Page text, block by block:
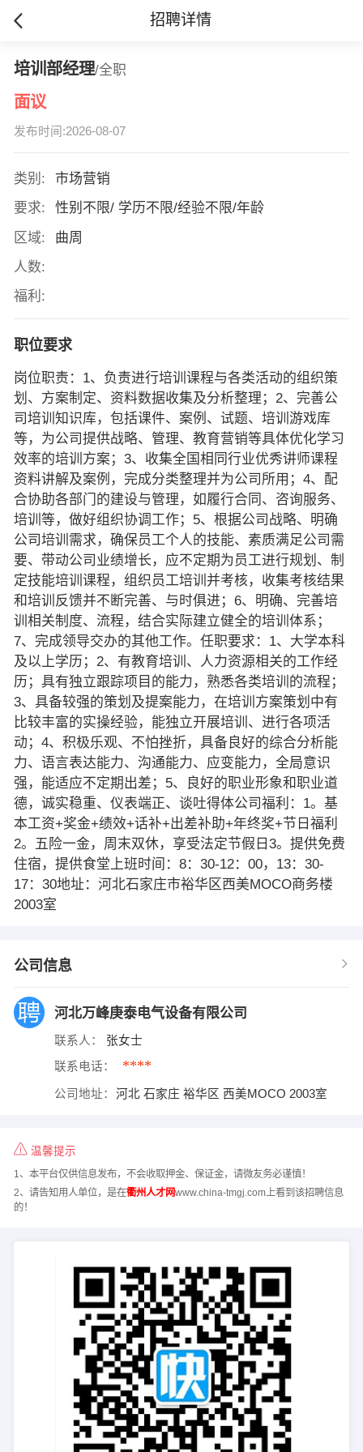
招聘详情
培训部经理/全职
面议
发布时间:2026-08-07
类别:
市场营销
要求:
性别不限/ 学历不限/经验不限/年龄
区域:
曲周
人数:
福利:
职位要求
岗位职责：1、负责进行培训课程与各类活动的组织策
划、方案制定、资料数据收集及分析整理；2、完善公
司培训知识库，包括课件、案例、试题、培训游戏库
等，为公司提供战略、管理、教育营销等具体优化学习
效率的培训方案；3、收集全国相同行业优秀讲师课程
资料讲解及案例，完成分类整理并为公司所用；4、配
合协助各部门的建设与管理，如履行合同、咨询服务、
培训等，做好组织协调工作；5、根据公司战略、明确
公司培训需求，确保员工个人的技能、素质满足公司需
要、带动公司业绩增长，应不定期为员工进行规划、制
定技能培训课程，组织员工培训并考核，收集考核结果
和培训反馈并不断完善、与时俱进；6、明确、完善培
训相关制度、流程，结合实际建立健全的培训体系；
7、完成领导交办的其他工作。任职要求：1、大学本科
及以上学历；2、有教育培训、人力资源相关的工作经
历；具有独立跟踪项目的能力，熟悉各类培训的流程；
3、具备较强的策划及提案能力，在培训方案策划中有
比较丰富的实操经验，能独立开展培训、进行各项活
动；4、积极乐观、不怕挫折，具备良好的综合分析能
力、语言表达能力、沟通能力、应变能力，全局意识
强，能适应不定期出差；5、良好的职业形象和职业道
德，诚实稳重、仪表端正、谈吐得体公司福利：1。基
本工资+奖金+绩效+话补+出差补助+年终奖+节日福利
2。五险一金，周末双休，享受法定节假日3。提供免费
住宿，提供食堂上班时间：8：30-12：00，13：30-
17：30地址：河北石家庄市裕华区西美MOCO商务楼
2003室
公司信息
河北万峰庚泰电气设备有限公司
联系人： 张女士
联系电话： ****
公司地址： 河北 石家庄 裕华区 西美MOCO 2003室
温馨提示
1、本平台仅供信息发布，不会收取押金、保证金，请微友务必谨慎！
2、请告知用人单位，是在衢州人才网www.china-tmgj.com上看到该招聘信息
的！